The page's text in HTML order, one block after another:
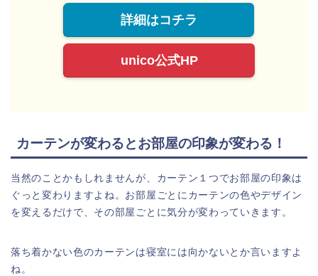
詳細はコチラ
unico公式HP
カーテンが変わるとお部屋の印象が変わる！
当然のことかもしれませんが、カーテン１つでお部屋の印象は
ぐっと変わりますよね。お部屋ごとにカーテンの色やデザイン
を変えるだけで、その部屋ごとに気分が変わっていきます。
落ち着かない色のカーテンは寝室には向かないとか言いますよ
ね。